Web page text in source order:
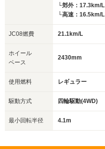
└郊外：17.3km/L
└高速：16.5km/L
JC08燃費 21.1km/L
ホイール
ベース
2430mm
使用燃料 レギュラー
駆動方式 四輪駆動(4WD)
最小回転半径 4.1m